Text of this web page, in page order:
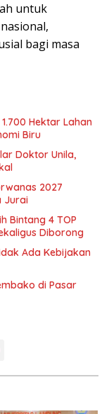
untuk
bagi masa
Hektar Lahan
Biru
Doktor Unila,
2027
Jurai
Bintang 4 TOP
Diborong
Ada Kebijakan
di Pasar